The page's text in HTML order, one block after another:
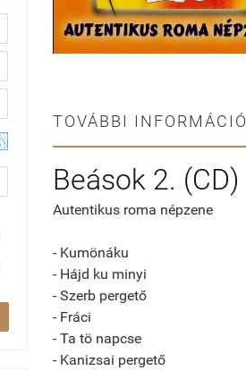
TOVÁBBI
Beások 2. (CD)
Autentikus roma népzene
- Kumönáku
- Hájd ku minyi
- Szerb pergető
- Fráci
- Ta tö napcse
- Kanizsai pergető